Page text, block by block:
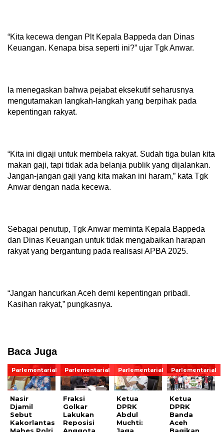
“Kita kecewa dengan Plt Kepala Bappeda dan Dinas
Keuangan. Kenapa bisa seperti ini?” ujar Tgk Anwar.
Ia menegaskan bahwa pejabat eksekutif seharusnya
mengutamakan langkah-langkah yang berpihak pada
kepentingan rakyat.
“Kita ini digaji untuk membela rakyat. Sudah tiga bulan kita
makan gaji, tapi tidak ada belanja publik yang dijalankan.
Jangan-jangan gaji yang kita makan ini haram,” kata Tgk
Anwar dengan nada kecewa.
Sebagai penutup, Tgk Anwar meminta Kepala Bappeda
dan Dinas Keuangan untuk tidak mengabaikan harapan
rakyat yang bergantung pada realisasi APBA 2025.
“Jangan hancurkan Aceh demi kepentingan pribadi.
Kasihan rakyat,” pungkasnya.
Baca Juga
Parlementarial
Nasir
Djamil
Sebut
Kakorlantas
Parlementarial
Fraksi
Golkar
Lakukan
Reposisi
Parlementarial
Ketua
DPRK
Abdul
Muchti:
Parlementarial
Ketua
DPRK
Banda
Aceh